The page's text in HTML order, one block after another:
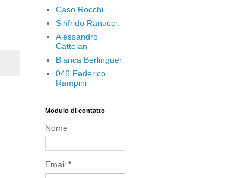
Caso Rocchi
Sihfrido Ranucci.
Alessandro
Cattelan
Bianca Berlinguer
046 Federico
Rampini
Modulo di contatto
Nome
Email *